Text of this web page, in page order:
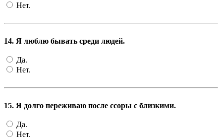
Нет.
14. Я люблю бывать среди людей.
Да.
Нет.
15. Я долго переживаю после ссоры с близкими.
Да.
Нет.